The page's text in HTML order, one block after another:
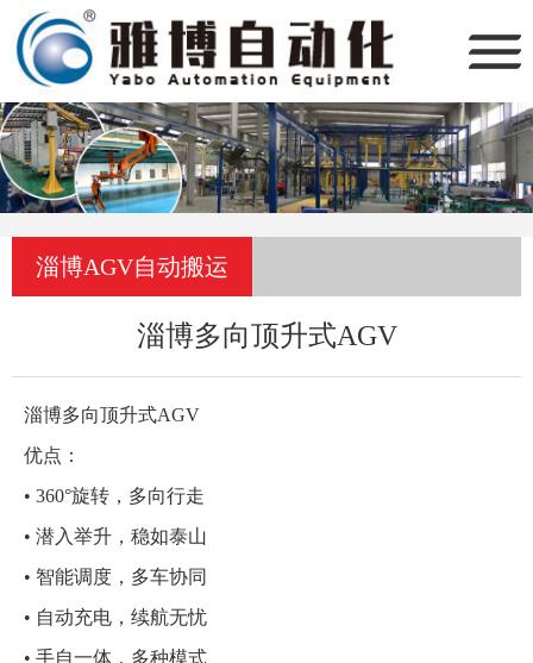
淄博AGV自动搬运
淄博多向顶升式AGV
淄博多向顶升式AGV
优点：
• 360°旋转，多向行走
• 潜入举升，稳如泰山
• 智能调度，多车协同
• 自动充电，续航无忧
• 手自一体，多种模式